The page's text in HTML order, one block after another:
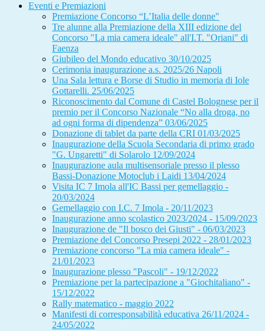
Eventi e Premiazioni
Premiazione Concorso “L’Italia delle donne"
Tre alunne alla Premiazione della XIII edizione del
Concorso "La mia camera ideale" all'I.T. "Oriani" di
Faenza
Giubileo del Mondo educativo 30/10/2025
Cerimonia inaugurazione a.s. 2025/26 Napoli
Una Sala lettura e Borse di Studio in memoria di Iole
Gottarelli. 25/06/2025
Riconoscimento dal Comune di Castel Bolognese per il
premio per il Concorso Nazionale “No alla droga, no
ad ogni forma di dipendenza” 03/06/2025
Donazione di tablet da parte della CRI 01/03/2025
Inaugurazione della Scuola Secondaria di primo grado
"G. Ungaretti" di Solarolo 12/09/2024
Inaugurazione aula multisensoriale presso il plesso
Bassi-Donazione Motoclub i Laidi 13/04/2024
Visita IC 7 Imola all'IC Bassi per gemellaggio -
20/03/2024
Gemellaggio con I.C. 7 Imola - 20/11/2023
Inaugurazione anno scolastico 2023/2024 - 15/09/2023
Inaugurazione de "Il bosco dei Giusti" - 06/03/2023
Premiazione del Concorso Presepi 2022 - 28/01/2023
Premiazione concorso "La mia camera ideale" -
21/01/2023
Inaugurazione plesso "Pascoli" - 19/12/2022
Premiazione per la partecipazione a "Giochitaliano" -
15/12/2022
Rally matematico - maggio 2022
Manifesti di corresponsabilità educativa 26/11/2024 -
24/05/2022